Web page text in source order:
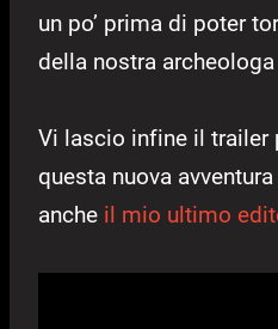
un po’ prima di poter
della nostra
Vi lascio infine il trailer
questa nuova
anche il mio ultimo